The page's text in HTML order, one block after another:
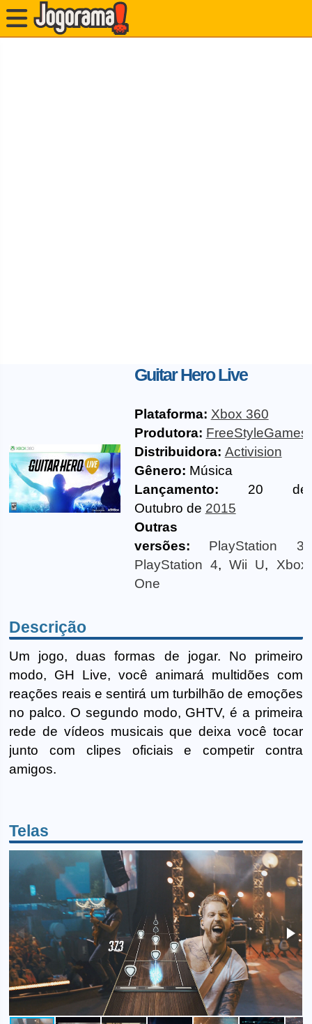
Guitar Hero Live
Plataforma: Xbox 360
Produtora: FreeStyleGames
Distribuidora: Activision
Gênero: Música
Lançamento: 20 de
Outubro de 2015
Outras
versões:
PlayStation 3
PlayStation 4,Wii U, Xbox
One
Descrição
Um jogo, duas formas de jogar. No primeiro
modo, GH Live, você animará multidões com
reações reais e sentirá um turbilhão de emoções
no palco. O segundo modo, GHTV, é a primeira
rede de vídeos musicais que deixa você tocar
junto com clipes oficiais e competir contra
amigos.
Telas